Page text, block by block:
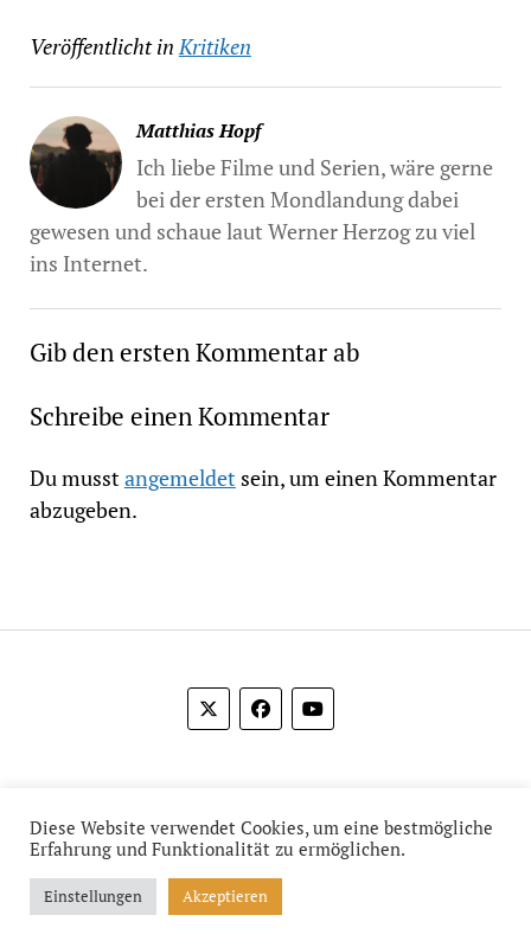
Veröffentlicht in Kritiken
Matthias Hopf
Ich liebe Filme und Serien, wäre gerne
bei der ersten Mondlandung dabei
gewesen und schaue laut Werner Herzog zu viel
ins Internet.
Gib den ersten Kommentar ab
Schreibe einen Kommentar
Du musstangemeldetsein, um einen Kommentar
abzugeben.
Mission News Themeby Compete Themes.
Diese Website verwendet Cookies, um eine bestmögliche
Erfahrung und Funktionalität zu ermöglichen.
Einstellungen Akzeptieren